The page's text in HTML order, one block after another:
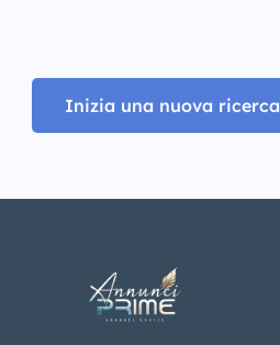
Inizia una nuova ricerca